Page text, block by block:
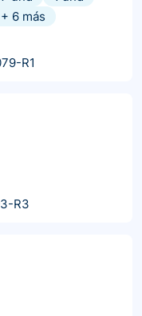
+ 6 más
R1
R3